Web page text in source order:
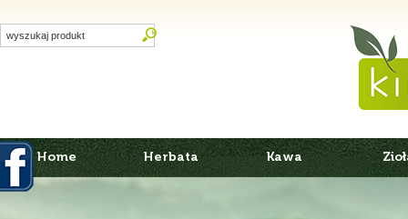
Home Herbata Kawa